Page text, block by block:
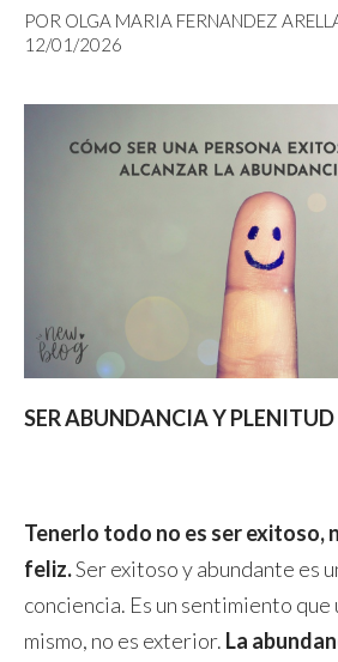
POR OLGA MARIA FERNANDEZ
12/01/2026
SER ABUNDANCIA Y PLENITUD
Tenerlo todo no es ser exitoso,
feliz.Ser exitoso y abundante es
conciencia. Es un sentimiento
mismo, no es exterior. La